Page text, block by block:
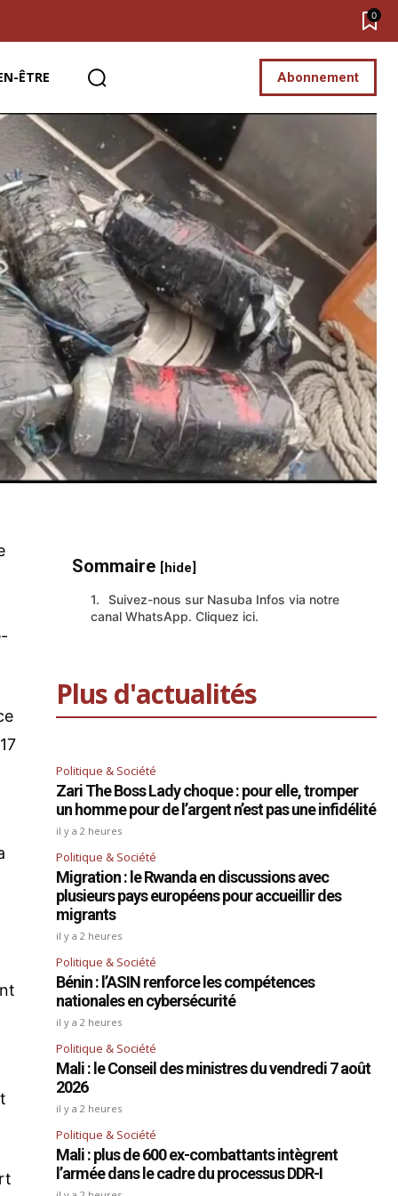
0
ÊTRE Abonnement
Sommaire [hide]
Suivez-nous sur Nasuba Infos via notre
canal WhatsApp. Cliquez ici.
Plus d'actualités
Politique & Société
Zari The Boss Lady choque : pour elle, tromper
un homme pour de l’argent n’est pas une infidélité
il y a 2 heures
Politique & Société
Migration : le Rwanda en discussions avec
plusieurs pays européens pour accueillir des
migrants
il y a 2 heures
Politique & Société
Bénin : l’ASIN renforce les compétences
nationales en cybersécurité
il y a 2 heures
Politique & Société
Mali : le Conseil des ministres du vendredi 7 août
2026
il y a 2 heures
Politique & Société
Mali : plus de 600 ex-combattants intègrent
l’armée dans le cadre du processus DDR-I